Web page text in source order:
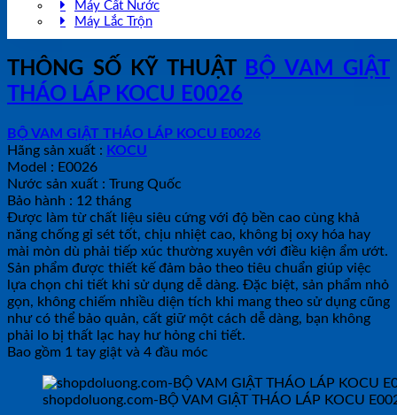
Máy Cất Nước
Máy Lắc Trộn
THÔNG SỐ KỸ THUẬT BỘ VAM GIẬT
THÁO LÁP KOCU E0026
BỘ VAM GIẬT THÁO LÁP KOCU E0026
Hãng sản xuất : KOCU
Model : E0026
Nước sản xuất : Trung Quốc
Bảo hành : 12 tháng
Được làm từ chất liệu siêu cứng với độ bền cao cùng khả
năng chống gỉ sét tốt, chịu nhiệt cao, không bị oxy hóa hay
mài mòn dù phải tiếp xúc thường xuyên với điều kiện ẩm ướt.
Sản phẩm được thiết kế đảm bảo theo tiêu chuẩn giúp việc
lựa chọn chi tiết khi sử dụng dễ dàng. Đặc biệt, sản phẩm nhỏ
gọn, không chiếm nhiều diện tích khi mang theo sử dụng cũng
như có thể bảo quản, cất giữ một cách dễ dàng, bạn không
phải lo bị thất lạc hay hư hỏng chi tiết.
Bao gồm 1 tay giật và 4 đầu móc
shopdoluong.com-BỘ VAM GIẬT THÁO LÁP KOCU